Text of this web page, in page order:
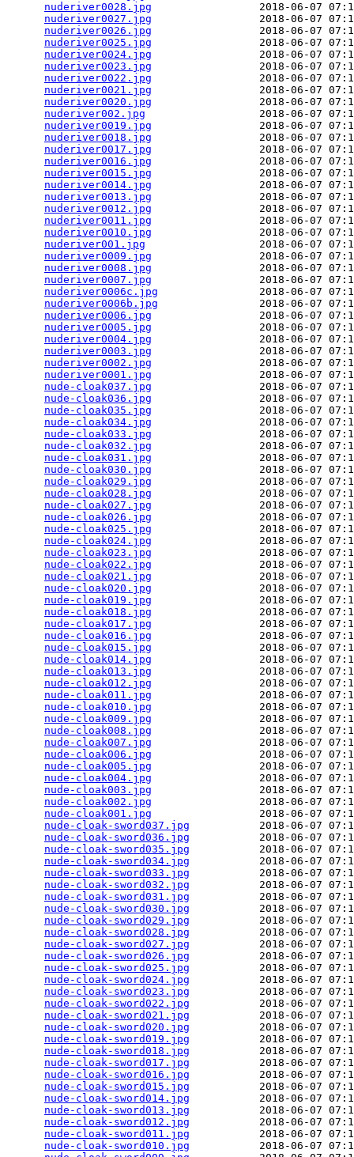
nuderiver0028.jpg
2018-06-07
nuderiver0027.jpg
2018-06-07
nuderiver0026.jpg
2018-06-07
nuderiver0025.jpg
2018-06-07
nuderiver0024.jpg
2018-06-07
nuderiver0023.jpg
2018-06-07
nuderiver0022.jpg
2018-06-07
nuderiver0021.jpg
2018-06-07
nuderiver0020.jpg
2018-06-07
nuderiver002.jpg
2018-06-07
nuderiver0019.jpg
2018-06-07
nuderiver0018.jpg
2018-06-07
nuderiver0017.jpg
2018-06-07
nuderiver0016.jpg
2018-06-07
nuderiver0015.jpg
2018-06-07
nuderiver0014.jpg
2018-06-07
nuderiver0013.jpg
2018-06-07
nuderiver0012.jpg
2018-06-07
nuderiver0011.jpg
2018-06-07
nuderiver0010.jpg
2018-06-07
nuderiver001.jpg
2018-06-07
nuderiver0009.jpg
2018-06-07
nuderiver0008.jpg
2018-06-07
nuderiver0007.jpg
2018-06-07
nuderiver0006c.jpg
2018-06-07
nuderiver0006b.jpg
2018-06-07
nuderiver0006.jpg
2018-06-07
nuderiver0005.jpg
2018-06-07
nuderiver0004.jpg
2018-06-07
nuderiver0003.jpg
2018-06-07
nuderiver0002.jpg
2018-06-07
nuderiver0001.jpg
2018-06-07
nude-cloak037.jpg
2018-06-07
nude-cloak036.jpg
2018-06-07
nude-cloak035.jpg
2018-06-07
nude-cloak034.jpg
2018-06-07
nude-cloak033.jpg
2018-06-07
nude-cloak032.jpg
2018-06-07
nude-cloak031.jpg
2018-06-07
nude-cloak030.jpg
2018-06-07
nude-cloak029.jpg
2018-06-07
nude-cloak028.jpg
2018-06-07
nude-cloak027.jpg
2018-06-07
nude-cloak026.jpg
2018-06-07
nude-cloak025.jpg
2018-06-07
nude-cloak024.jpg
2018-06-07
nude-cloak023.jpg
2018-06-07
nude-cloak022.jpg
2018-06-07
nude-cloak021.jpg
2018-06-07
nude-cloak020.jpg
2018-06-07
nude-cloak019.jpg
2018-06-07
nude-cloak018.jpg
2018-06-07
nude-cloak017.jpg
2018-06-07
nude-cloak016.jpg
2018-06-07
nude-cloak015.jpg
2018-06-07
nude-cloak014.jpg
2018-06-07
nude-cloak013.jpg
2018-06-07
nude-cloak012.jpg
2018-06-07
nude-cloak011.jpg
2018-06-07
nude-cloak010.jpg
2018-06-07
nude-cloak009.jpg
2018-06-07
nude-cloak008.jpg
2018-06-07
nude-cloak007.jpg
2018-06-07
nude-cloak006.jpg
2018-06-07
nude-cloak005.jpg
2018-06-07
nude-cloak004.jpg
2018-06-07
nude-cloak003.jpg
2018-06-07
nude-cloak002.jpg
2018-06-07
nude-cloak001.jpg
2018-06-07
nude-cloak-sword037.jpg
2018-06-07
nude-cloak-sword036.jpg
2018-06-07
nude-cloak-sword035.jpg
2018-06-07
nude-cloak-sword034.jpg
2018-06-07
nude-cloak-sword033.jpg
2018-06-07
nude-cloak-sword032.jpg
2018-06-07
nude-cloak-sword031.jpg
2018-06-07
nude-cloak-sword030.jpg
2018-06-07
nude-cloak-sword029.jpg
2018-06-07
nude-cloak-sword028.jpg
2018-06-07
nude-cloak-sword027.jpg
2018-06-07
nude-cloak-sword026.jpg
2018-06-07
nude-cloak-sword025.jpg
2018-06-07
nude-cloak-sword024.jpg
2018-06-07
nude-cloak-sword023.jpg
2018-06-07
nude-cloak-sword022.jpg
2018-06-07
nude-cloak-sword021.jpg
2018-06-07
nude-cloak-sword020.jpg
2018-06-07
nude-cloak-sword019.jpg
2018-06-07
nude-cloak-sword018.jpg
2018-06-07
nude-cloak-sword017.jpg
2018-06-07
nude-cloak-sword016.jpg
2018-06-07
nude-cloak-sword015.jpg
2018-06-07
nude-cloak-sword014.jpg
2018-06-07
nude-cloak-sword013.jpg
2018-06-07
nude-cloak-sword012.jpg
2018-06-07
nude-cloak-sword011.jpg
2018-06-07
nude-cloak-sword010.jpg
2018-06-07